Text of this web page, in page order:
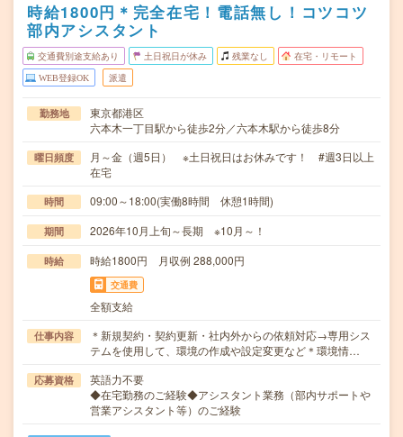
時給1800円＊完全在宅！電話無し！コツコツ
部内アシスタント
交通費別途支給あり 土日祝日が休み 残業なし 在宅・リモート
WEB登録OK 派遣
勤務地
東京都港区
六本木一丁目駅から徒歩2分／六本木駅から徒歩8分
曜日頻度
月～金（週5日） ※土日祝日はお休みです！ #週3日以上
在宅
時間 09:00～18:00(実働8時間 休憩1時間)
期間 2026年10月上旬～長期 ※10月～！
時給 時給1800円 月収例 288,000円
交通費
全額支給
仕事内容
＊新規契約・契約更新・社内外からの依頼対応→専用シス
テムを使用して、環境の作成や設定変更など＊環境情…
応募資格
英語力不要
◆在宅勤務のご経験◆アシスタント業務（部内サポートや
営業アシスタント等）のご経験